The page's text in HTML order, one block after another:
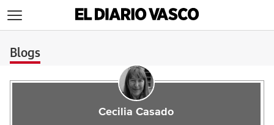
Blogs
Cecilia Casado